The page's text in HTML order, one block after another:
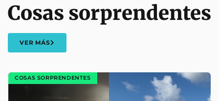
Cosas sorprendentes
VER MÁS
COSAS SORPRENDENTES